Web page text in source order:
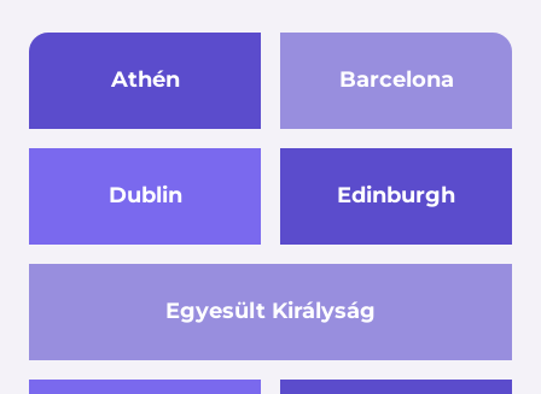
Athén Barcelona
Dublin Edinburgh
Egyesült Királyság